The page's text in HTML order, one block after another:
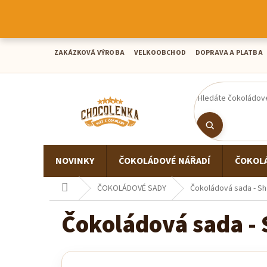
ZAKÁZKOVÁ VÝROBA VELKOOBCHOD DOPRAVA A PLATBA
NOVINKY ČOKOLÁDOVÉ NÁŘADÍ
Domů ČOKOLÁDOVÉ SADY Čokoládová sada -
Čokoládová sada -